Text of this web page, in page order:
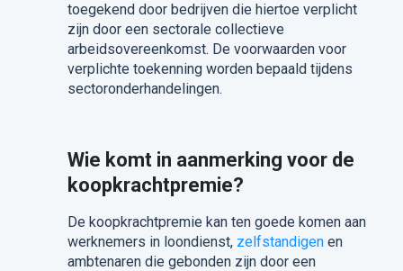
toegekend door bedrijven die hiertoe verplicht
zijn door een sectorale collectieve
arbeidsovereenkomst. De voorwaarden voor
verplichte toekenning worden bepaald tijdens
sectoronderhandelingen.
Wie komt in aanmerking voor de
koopkrachtpremie?
De koopkrachtpremie kan ten goede komen aan
werknemers in loondienst, zelfstandigenen
ambtenaren die gebonden zijn door een